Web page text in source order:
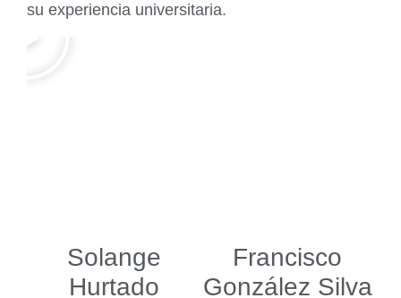
su experiencia universitaria.
Solange
Hurtado
Francisco
González Silva